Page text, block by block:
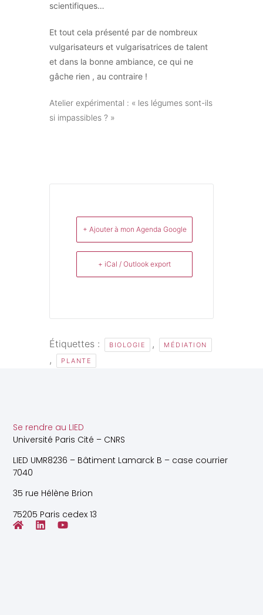
scientifiques…
Et tout cela présenté par de nombreux
vulgarisateurs et vulgarisatrices de talent
et dans la bonne ambiance, ce qui ne
gâche rien , au contraire !
Atelier expérimental : « les légumes sont-ils
si impassibles ? »
+ Ajouter à mon Agenda Google
+ iCal / Outlook export
Étiquettes : BIOLOGIE , MÉDIATION
, PLANTE
Se rendre au LIED
Université Paris Cité – CNRS
LIED UMR8236 – Bâtiment Lamarck B – case courrier
7040
35 rue Hélène Brion
75205 Paris cedex 13